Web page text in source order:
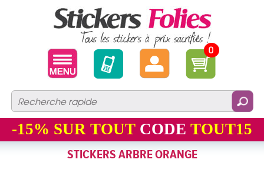
0
-15% SUR TOUT CODE TOUT15
STICKERS ARBRE ORANGE